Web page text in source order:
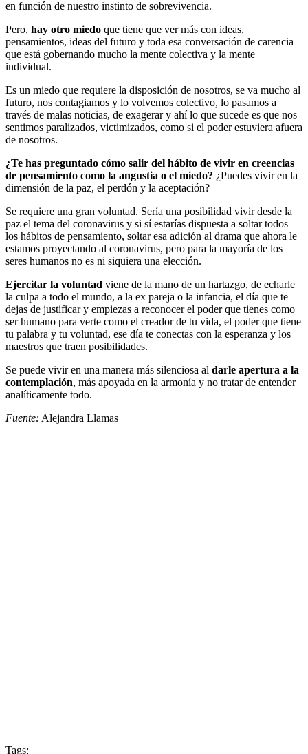
en función de nuestro instinto de sobrevivencia.
Pero, hay otro miedo que tiene que ver más con ideas,
pensamientos, ideas del futuro y toda esa conversación de carencia
que está gobernando mucho la mente colectiva y la mente
individual.
Es un miedo que requiere la disposición de nosotros, se va mucho al
futuro, nos contagiamos y lo volvemos colectivo, lo pasamos a
través de malas noticias, de exagerar y ahí lo que sucede es que nos
sentimos paralizados, victimizados, como si el poder estuviera afuera
de nosotros.
¿Te has preguntado cómo salir del hábito de vivir en creencias
de pensamiento como la angustia o el miedo? ¿Puedes vivir en la
dimensión de la paz, el perdón y la aceptación?
Se requiere una gran voluntad. Sería una posibilidad vivir desde la
paz el tema del coronavirus y si sí estarías dispuesta a soltar todos
los hábitos de pensamiento, soltar esa adición al drama que ahora le
estamos proyectando al coronavirus, pero para la mayoría de los
seres humanos no es ni siquiera una elección.
Ejercitar la voluntad viene de la mano de un hartazgo, de echarle
la culpa a todo el mundo, a la ex pareja o la infancia, el día que te
dejas de justificar y empiezas a reconocer el poder que tienes como
ser humano para verte como el creador de tu vida, el poder que tiene
tu palabra y tu voluntad, ese día te conectas con la esperanza y los
maestros que traen posibilidades.
Se puede vivir en una manera más silenciosa al darle apertura a la
contemplación, más apoyada en la armonía y no tratar de entender
analíticamente todo.
Fuente: Alejandra Llamas
Tags: